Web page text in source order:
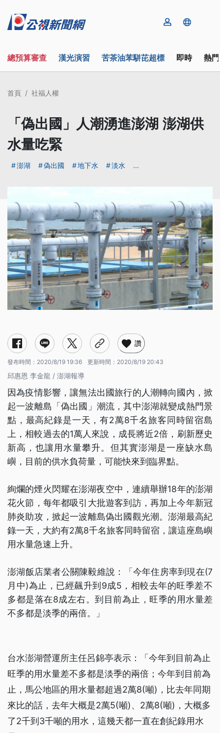
總預算審查 漢光演習 苦茶油苯駢芘超標 即時 熱
首頁 社福人權
「偽出國」人潮湧進澎湖 澎湖供
水量吃緊
澎湖 偽出國 地下水 淡水 ...
讚
發布時間： 2020/8/19 19:36 更新時間： 2020/8/19 20:43
邱惠恩 李金龍 / 澎湖報導
因為疫情影響，讓無法出國旅行的人潮轉向國內，掀
起一波離島「偽出國」潮流，其中澎湖就變成熱門景
點，最高紀錄是一天，有2萬8千名旅客同時留宿島
上，相較過去的1萬人來說，成長將近2倍，刷新歷史
新高，也讓用水量攀升。但其實澎湖是一座缺水島
嶼，目前的供水負荷量，可能快來到臨界點。
絢爛的煙火閃耀在澎湖夜空中，連續舉辦18年的澎湖
花火節，每年都吸引大批遊客到訪，再加上今年新冠
肺炎助攻，掀起一波離島偽出國觀光潮。澎湖最高紀
錄一天，大約有2萬8千名旅客同時留宿，讓這座島嶼
用水量急速上升。
澎湖飯店業者公關陳毅維說：「今年住房率到現在(7
月中)為止，已經飆升到9成5，相較去年的旺季差不
多都是落在8成左右。到目前為止，旺季的用水量差
不多都是淡季的兩倍。」
台水澎湖營運所主任呂錦亭表示：「今年到目前為止
旺季的用水量差不多都是淡季的兩倍；今年到目前為
止，馬公地區的用水量都超過2萬8(噸)，比去年同期
來比的話，去年大概是2萬5(噸)、2萬8(噸)，大概多
了2千到3千噸的用水，這幾天都一直在創紀錄用水